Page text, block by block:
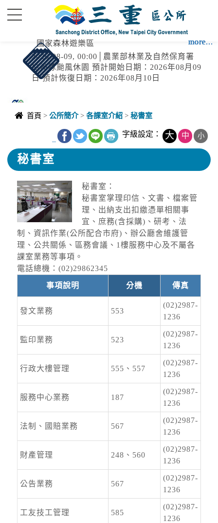
國家森林遊樂區
2026-08-09, 00:00│農業部林業及自然保育署
白海豚颱風休園 預計開始日期：2026年08月09
日 預計恢復日期：2026年08月10日
more...
2026-08-07, 17:30│中央氣象署
2SEA13DOLPHIN白海豚2026-08-
07T09:00:00+00:0027.00,127.904050950280中
度颱風TYPHOON2026-08-
08T09:00:00+00:0026.80,125.204050950280中
more...
2026-08-07, 16:34│中央氣象署
颱風外圍環流影響，7日新北市、南投縣、高雄
市、屏東縣、宜蘭縣、臺東縣(蘭嶼)；颱風及其
外圍環流影響，8日基隆市、臺北市、新北市、
桃園市、南投縣、高雄市、屏東縣、宜蘭縣、臺
東縣(含蘭嶼)、連江縣局部地區有平均風6級以上
或陣風8級以上發生的機率(黃色燈號)，請注意。
more...
國家森林遊樂區
2026-08-09, 00:00│農業部林業及自然保育署
颱風休園：白海豚颱風休園 預計開始時間：
2026年08月09日 00:00 預計恢復時間：2026年
08月09日 23:00
more...
停水
辦理龍潭給水廠高壓電氣設備檢驗 等三合一工程
more...
停水
2026-08-03, 11:18│台灣自來水公司
為辦理三重區五谷王南街等巷弄汰換管線工程，
more...
停水
2026-08-03, 11:18│台灣自來水公司
為辦理三重區五谷王南街等巷弄汰換管線工程，
more...
首頁 > 公所簡介> 各課室介紹 > 秘書室
字級設定： 大 中 小
秘書室
秘書室：
秘書室掌理印信、文書、檔案管
理、出納支出扣繳憑單相關事
宜、庶務(含採購)、研考、法
制、資訊作業(公所配合市府)、辦公廳舍維護管
理、公共關係、區務會議、1樓服務中心及不屬各
課室業務等事項。
電話總機：(02)29862345
事項說明 分機 傳真
發文業務 553
(02)2987-
1236
監印業務 523
(02)2987-
1236
行政大樓管理 555、557
(02)2987-
1236
服務中心業務 187
(02)2987-
1236
法制、國賠業務 567
(02)2987-
1236
財產管理 248、560
(02)2987-
1236
公告業務 567
(02)2987-
1236
工友技工管理 585
(02)2987-
1236